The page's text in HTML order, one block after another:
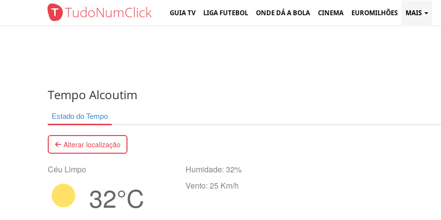
TudoNumClick GUIA TV LIGA FUTEBOL ONDE DÁ A BOLA CINEMA EUROMILHÕES MAIS
Tempo Alcoutim
Estado do Tempo
Alterar localização
Céu Limpo
32°C
Humidade: 32%
Vento: 25 Km/h